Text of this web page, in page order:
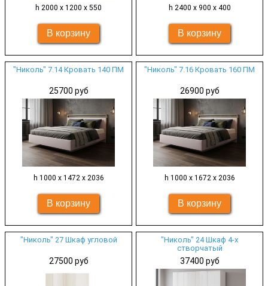
h 2000 х 1200 х 550 h 2400 х 900 х 400
"Николь" 7.14 Кровать 140 ПМ
25700 руб
h 1000 х 1472 х 2036
"Николь" 7.16 Кровать 160 ПМ
26900 руб
h 1000 х 1672 х 2036
"Николь" 27 Шкаф угловой
27500 руб
"Николь" 24 Шкаф 4-х
створчатый
37400 руб